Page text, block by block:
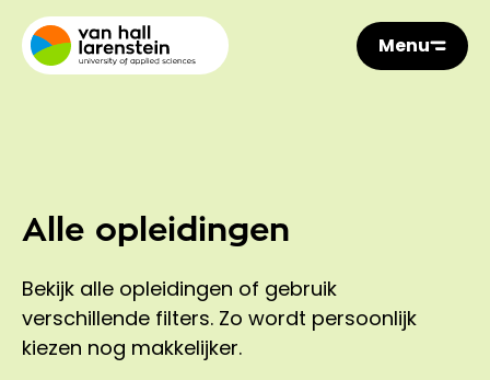
Menu
Alle opleidingen
Bekijk alle opleidingen of gebruik
verschillende filters. Zo wordt persoonlijk
kiezen nog makkelijker.